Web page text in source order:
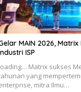
MAIN 2026,
ISP
Matrix sukses
yang
mitra Ilmu…